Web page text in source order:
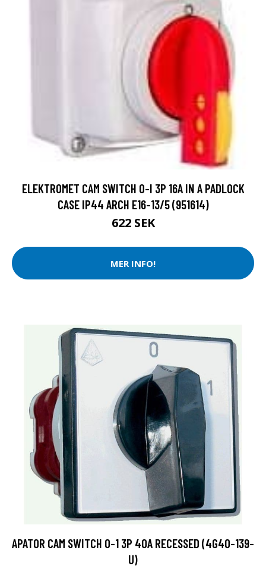
ELEKTROMET CAM SWITCH 0-I 3P 16A IN A PADLOCK
CASE IP44 ARCH E16-13/5 (951614)
622 SEK
MER INFO!
APATOR CAM SWITCH 0-1 3P 40A RECESSED (4G40-139-
U)